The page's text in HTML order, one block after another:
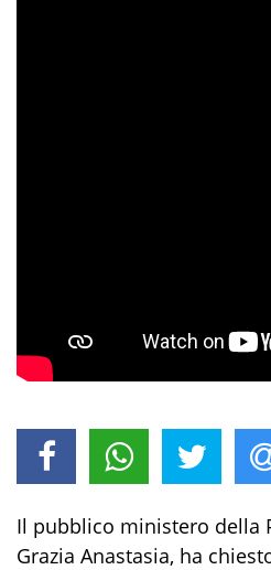
Il pubblico ministero della
Grazia Anastasia, ha